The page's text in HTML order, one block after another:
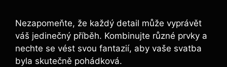
Nezapomeňte, že každý‍ detail⁢ může vyprávět
váš jedinečný příběh. Kombinujte různé prvky a
nechte se vést ‍svou fantazií, aby vaše ⁢svatba
⁢byla‍ skutečně pohádková.